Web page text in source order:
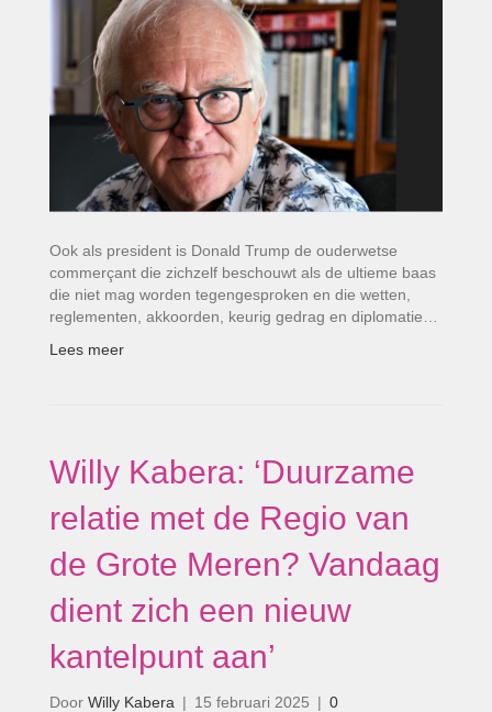
Ook als president is Donald Trump de ouderwetse
commerçant die zichzelf beschouwt als de ultieme baas
die niet mag worden tegengesproken en die wetten,
reglementen, akkoorden, keurig gedrag en diplomatie…
Lees meer
Willy Kabera: ‘Duurzame
relatie met de Regio van
de Grote Meren? Vandaag
dient zich een nieuw
kantelpunt aan’
Door Willy Kabera | 15 februari 2025 | 0